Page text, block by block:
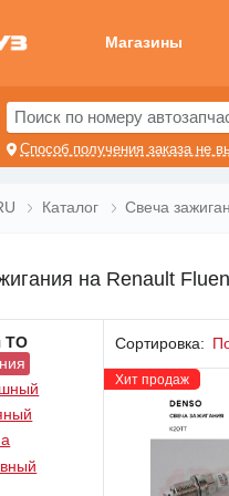
Магазины
Поиск по номеру
Способ получения заказа не
Каталог Свеча
на Renault
ТО
Сортировка:
Хит продаж